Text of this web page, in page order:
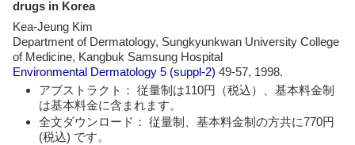
drugs in Korea
Kea-Jeung Kim
Department of Dermatology, Sungkyunkwan University College
of Medicine, Kangbuk Samsung Hospital
Environmental Dermatology 5 (suppl-2)49-57, 1998.
アブストラクト： 従量制は110円（税込）、基本料金制
は基本料金に含まれます。
全文ダウンロード： 従量制、基本料金制の方共に770円
(税込) です。